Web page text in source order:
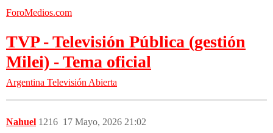
ForoMedios.com
TVP - Televisión Pública (gestión
Milei) - Tema oficial
Argentina Televisión Abierta
Nahuel 17 Mayo, 2026 21:02
1216